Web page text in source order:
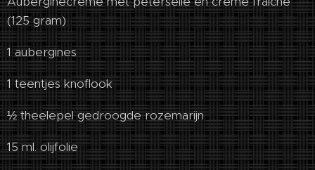
(125 gram)
1 aubergines
1 teentjes knoflook
½ theelepel gedroogde rozemarijn
15 ml. olijfolie